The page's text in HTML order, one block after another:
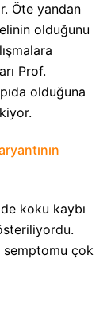
Öte yandan
olduğunu
Prof.
olduğuna
koku kaybı
semptomu çok